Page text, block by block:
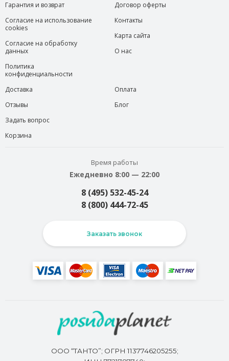
Гарантия и возврат
Согласие на использование
cookies
Согласие на обработку
данных
Политика
конфиденциальности
Договор оферты
Контакты
Карта сайта
О нас
Доставка
Отзывы
Задать вопрос
Корзина
Оплата
Блог
Время работы
Ежедневно 8:00 — 22:00
8 (495) 532-45-24
8 (800) 444-72-45
Заказать звонок
ООО “ТАНТО”; ОГРН 1137746205255;